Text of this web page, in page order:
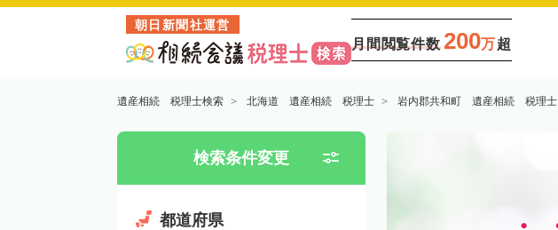
朝日新聞社運営
月間閲覧件数 200万超
遺産相続 税理士検索 北海道 遺産相続 税理士 岩内郡共和町 遺産相続 税理士
検索条件変更
都道府県